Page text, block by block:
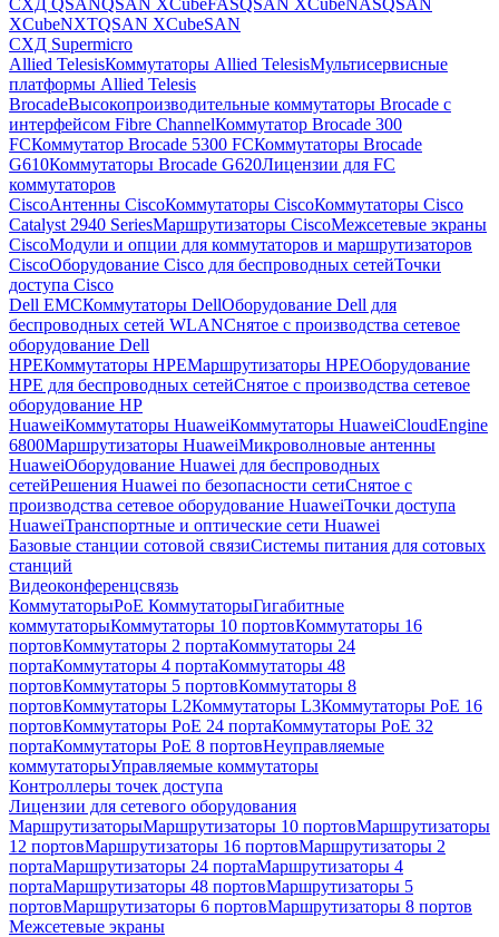
XCubeNXTQSAN XCubeSAN
СХД Supermicro
Allied TelesisКоммутаторы Allied TelesisМультисервисные
платформы Allied Telesis
BrocadeВысокопроизводительные коммутаторы Brocade с
интерфейсом Fibre ChannelКоммутатор Brocade 300
FCКоммутатор Brocade 5300 FCКоммутаторы Brocade
G610Коммутаторы Brocade G620Лицензии для FC
коммутаторов
CiscoАнтенны CiscoКоммутаторы CiscoКоммутаторы Cisco
Catalyst 2940 SeriesМаршрутизаторы CiscoМежсетевые экраны
CiscoМодули и опции для коммутаторов и маршрутизаторов
CiscoОборудование Cisco для беспроводных сетейТочки
доступа Cisco
Dell EMCКоммутаторы DellОборудование Dell для
беспроводных сетей WLANСнятое с производства сетевое
оборудование Dell
HPEКоммутаторы HPEМаршрутизаторы HPEОборудование
HPE для беспроводных сетейСнятое с производства сетевое
оборудование HP
HuaweiКоммутаторы HuaweiКоммутаторы HuaweiCloudEngine
6800Маршрутизаторы HuaweiМикроволновые антенны
HuaweiОборудование Huawei для беспроводных
сетейРешения Huawei по безопасности сетиСнятое с
производства сетевое оборудование HuaweiТочки доступа
HuaweiТранспортные и оптические сети Huawei
Базовые станции сотовой связиСистемы питания для сотовых
станций
Видеоконференцсвязь
КоммутаторыPoE КоммутаторыГигабитные
коммутаторыКоммутаторы 10 портовКоммутаторы 16
портовКоммутаторы 2 портаКоммутаторы 24
портаКоммутаторы 4 портаКоммутаторы 48
портовКоммутаторы 5 портовКоммутаторы 8
портовКоммутаторы L2Коммутаторы L3Коммутаторы PoE 16
портовКоммутаторы PoE 24 портаКоммутаторы PoE 32
портаКоммутаторы PoE 8 портовНеуправляемые
коммутаторыУправляемые коммутаторы
Контроллеры точек доступа
Лицензии для сетевого оборудования
МаршрутизаторыМаршрутизаторы 10 портовМаршрутизаторы
12 портовМаршрутизаторы 16 портовМаршрутизаторы 2
портаМаршрутизаторы 24 портаМаршрутизаторы 4
портаМаршрутизаторы 48 портовМаршрутизаторы 5
портовМаршрутизаторы 6 портовМаршрутизаторы 8 портов
Межсетевые экраны